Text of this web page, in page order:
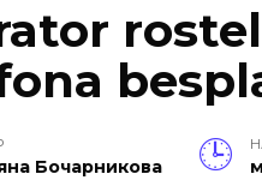
Бо­чар­ни­кова